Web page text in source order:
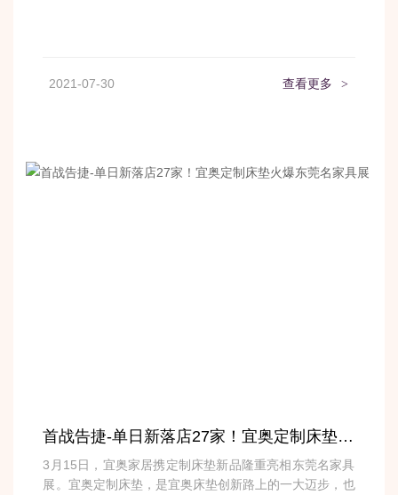
2021-07-30 查看更多 >
首战告捷-单日新落店27家！宜奥定制床垫火爆东莞名家具展
3月15日，宜奥家居携定制床垫新品隆重亮相东莞名家具
展。宜奥定制床垫，是宜奥床垫创新路上的一大迈步，也